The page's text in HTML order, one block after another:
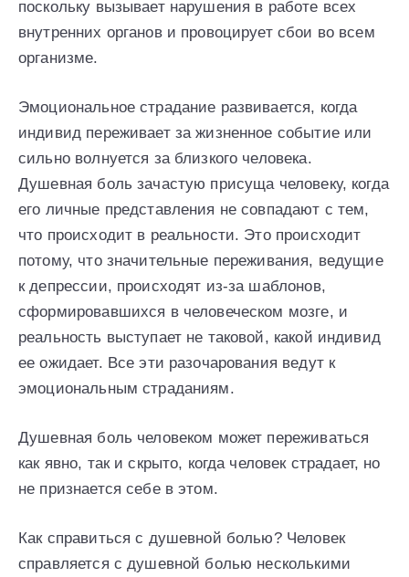
поскольку вызывает нарушения в работе всех
внутренних органов и провоцирует сбои во всем
организме.
Эмоциональное страдание развивается, когда
индивид переживает за жизненное событие или
сильно волнуется за близкого человека.
Душевная боль зачастую присуща человеку, когда
его личные представления не совпадают с тем,
что происходит в реальности. Это происходит
потому, что значительные переживания, ведущие
к депрессии, происходят из-за шаблонов,
сформировавшихся в человеческом мозге, и
реальность выступает не таковой, какой индивид
ее ожидает. Все эти разочарования ведут к
эмоциональным страданиям.
Душевная боль человеком может переживаться
как явно, так и скрыто, когда человек страдает, но
не признается себе в этом.
Как справиться с душевной болью? Человек
справляется с душевной болью несколькими